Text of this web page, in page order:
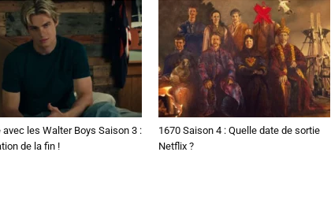
avec les Walter Boys Saison 3 :
de la fin !
1670 Saison 4 : Quelle date de sortie
Netflix ?